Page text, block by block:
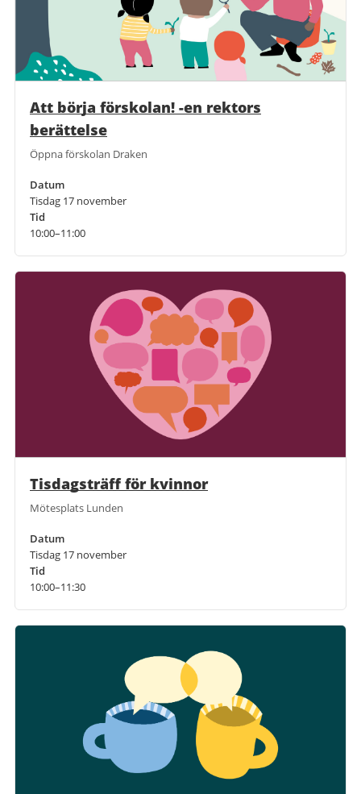
Att börja förskolan! -en rektors
berättelse
Öppna förskolan Draken
Datum
Tisdag 17 november
Tid
10:00–11:00
Tisdagsträff för kvinnor
Mötesplats Lunden
Datum
Tisdag 17 november
Tid
10:00–11:30